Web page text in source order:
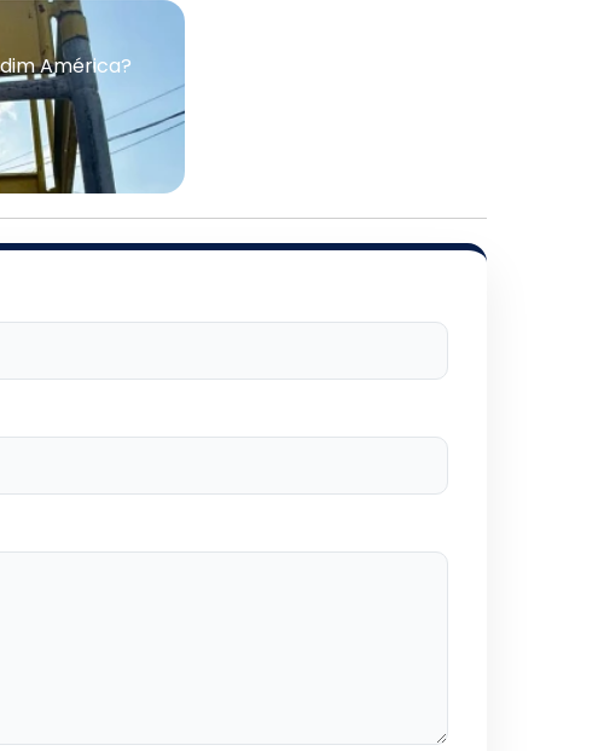
América?